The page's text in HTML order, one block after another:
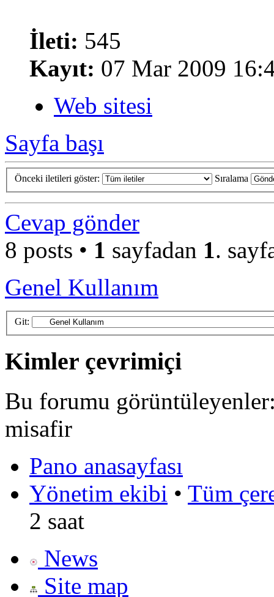
İleti: 545
Kayıt: 07 Mar 2009
Web sitesi
Sayfa başı
Önceki iletileri göster: Sıralama
Cevap gönder
8 posts • 1 sayfadan 1.
Genel Kullanım
Git:
Kimler çevrimiçi
Bu forumu
misafir
Pano anasayfası
Yönetim ekibi • Tüm
2 saat
News
Site map